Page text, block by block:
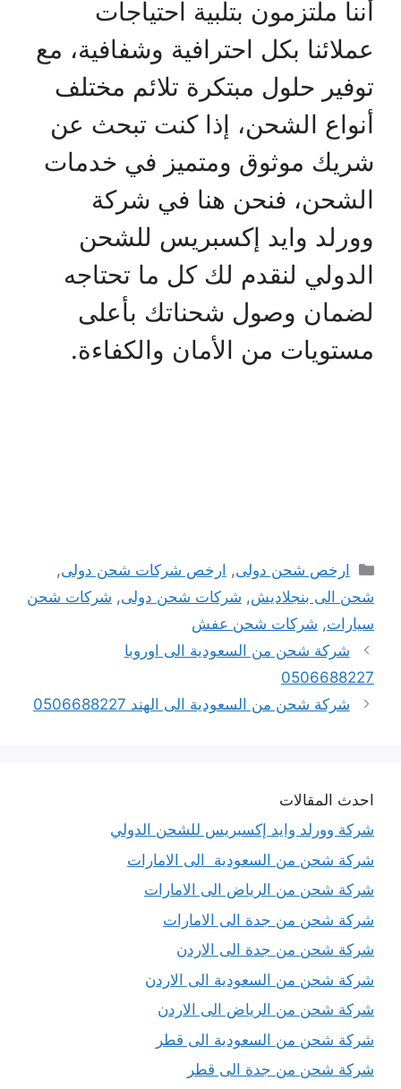
أننا ملتزمون بتلبية احتياجات
عملائنا بكل احترافية وشفافية، مع
توفير حلول مبتكرة تلائم مختلف
أنواع الشحن، إذا كنت تبحث عن
شريك موثوق ومتميز في خدمات
الشحن، فنحن هنا في شركة
وورلد وايد إكسبريس للشحن
الدولي لنقدم لك كل ما تحتاجه
لضمان وصول شحناتك بأعلى
مستويات من الأمان والكفاءة.
التصنيفات
ارخص شحن دولى, ارخص شركات شحن دولى,
شحن الى بنجلاديش, شركات شحن دولى, شركات شحن
سيارات, شركات شحن عفش
شركة شحن من السعودية الى اوروبا
0506688227
شركة شحن من السعودية الى الهند 0506688227
احدث المقالات
شركة وورلد وايد إكسبريس للشحن الدولي
شركة شحن من السعودية الى الامارات
شركة شحن من الرياض الى الامارات
شركة شحن من جدة الى الامارات
شركة شحن من جدة الى الاردن
شركة شحن من السعودية الى الاردن
شركة شحن من الرياض الى الاردن
شركة شحن من السعودية الى قطر
شركة شحن من جدة الى قطر